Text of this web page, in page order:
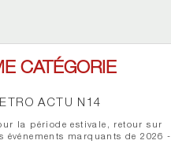
CATÉGORIE
ACTU N14
la période estivale, retour sur
événements marquants de 2026 -